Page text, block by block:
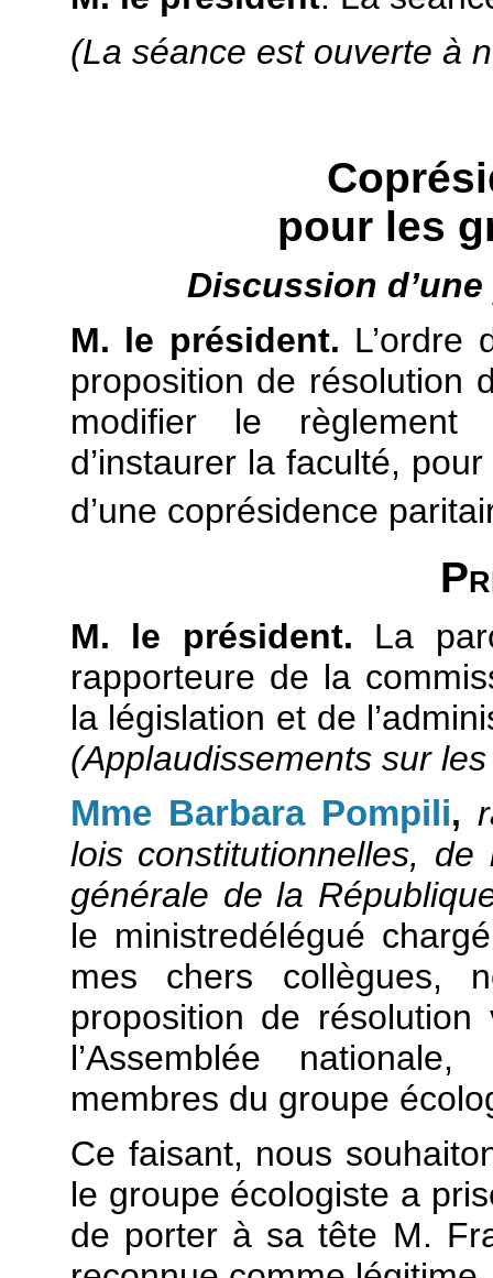
(La séance est ouverte à
pour les
Discussion
M. le président. L’ordre
proposition de résolution
modifier le règlement
d’instaurer la faculté,
d’une coprésidence
M. le président. La
rapporteure de la
la législation et de
(Applaudissements sur
Mme Barbara Pompili,
lois constitutionnelles, de
générale de la
le ministredélégué
mes chers collègues,
proposition de
l’Assemblée
membres du groupe
Ce faisant, nous
le groupe écologiste a
de porter à sa tête M.